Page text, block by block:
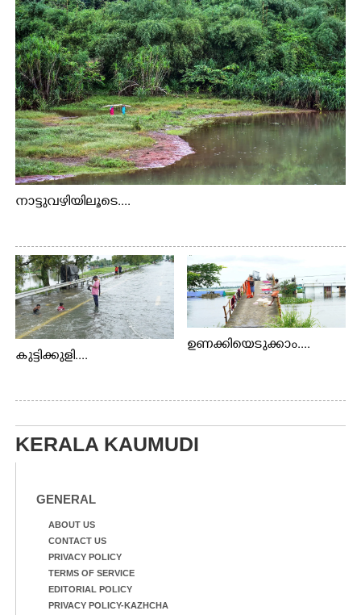
നാട്ടുവഴിയിലൂടെ....
കുട്ടിക്കുളി....
ഉണക്കിയെടുക്കാം....
KERALA KAUMUDI
GENERAL
ABOUT US
CONTACT US
PRIVACY POLICY
TERMS OF SERVICE
EDITORIAL POLICY
PRIVACY POLICY-KAZHCHA